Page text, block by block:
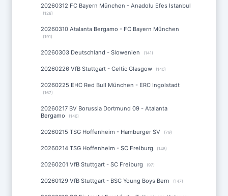
20260312 FC Bayern München - Anadolu Efes Istanbul
(128)
20260310 Atalanta Bergamo - FC Bayern München
(191)
20260303 Deutschland - Slowenien (141)
20260226 VfB Stuttgart - Celtic Glasgow (140)
20260225 EHC Red Bull München - ERC Ingolstadt
(167)
20260217 BV Borussia Dortmund 09 - Atalanta
Bergamo
(146)
20260215 TSG Hoffenheim - Hamburger SV (79)
20260214 TSG Hoffenheim - SC Freiburg (146)
20260201 VfB Stuttgart - SC Freiburg (97)
20260129 VfB Stuttgart - BSC Young Boys Bern (147)